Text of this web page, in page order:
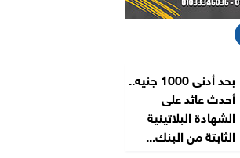
بحد أدنى 1000 جنيه..
أحدث عائد على
الشهادة البلاتينية
الثابتة من البنك...